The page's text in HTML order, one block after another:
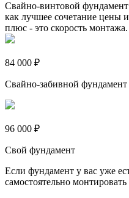
Свайно-винтовой фундамент
как лучшее сочетание цены
плюс - это скорость
84 000 ₽
Свайно-забивной фундамент
96 000 ₽
Свой фундамент
Если фундамент у вас уже
самостоятельно